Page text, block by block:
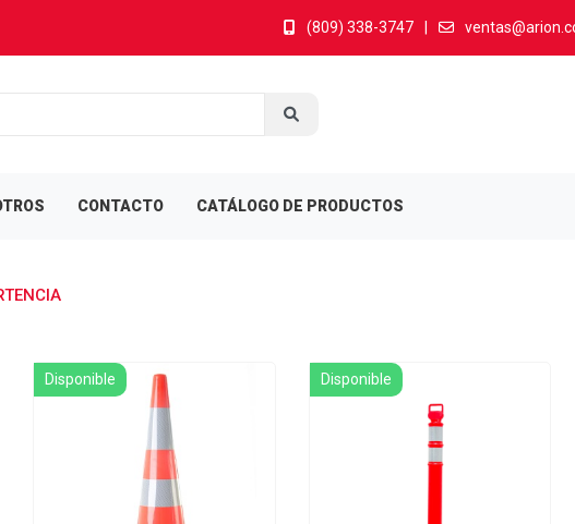
(809) 338-3747
CONTACTO CATÁLOGO DE PRODUCTOS
Disponible Disponible